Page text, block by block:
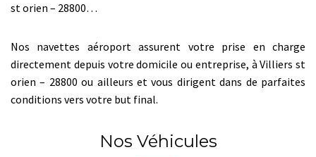
st orien – 28800…
Nos navettes aéroport assurent votre prise en charge
directement depuis votre domicile ou entreprise, à Villiers st
orien – 28800 ou ailleurs et vous dirigent dans de parfaites
conditions vers votre but final.
Nos Véhicules